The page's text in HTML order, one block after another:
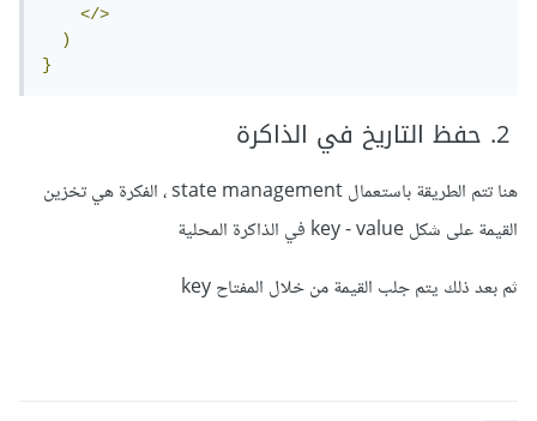
</>
)
}
هنا تتم الطريقة باستعمال state management ، الفكرة هي تخزين
القيمة على شكل key - value في الذاكرة المحلية
ثم بعد ذلك يتم جلب القيمة من خلال المفتاح key